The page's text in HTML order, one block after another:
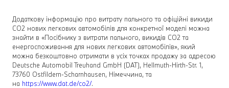
Додаткову інформацію про витрату пального та офіційні викиди
CO2 нових легкових автомобілів для конкретної моделі можна
знайти в «Посібнику з витрати пального, викидів CO2 та
енергоспоживання для нових легкових автомобілів», який
можна безкоштовно отримати в усіх точках продажу за адресою
Deutsche Automobil Treuhand GmbH (DAT), Hellmuth-Hirth-Str. 1,
73760 Ostfildern-Scharnhausen, Німеччина, та
на https://www.dat.de/co2/.